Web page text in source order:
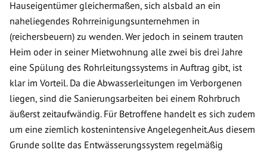
Hauseigentümer gleichermaßen, sich alsbald an ein
naheliegendes Rohrreinigungsunternehmen in
(reichersbeuern) zu wenden. Wer jedoch in seinem trauten
Heim oder in seiner Mietwohnung alle zwei bis drei Jahre
eine Spülung des Rohrleitungssystems in Auftrag gibt, ist
klar im Vorteil. Da die Abwasserleitungen im Verborgenen
liegen, sind die Sanierungsarbeiten bei einem Rohrbruch
äußerst zeitaufwändig. Für Betroffene handelt es sich zudem
um eine ziemlich kostenintensive Angelegenheit.Aus diesem
Grunde sollte das Entwässerungssystem regelmäßig